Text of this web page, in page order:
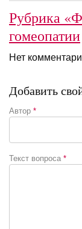
Рубрика
гомеопатии
Нет
Добавить
Автор *
Текст вопроса *